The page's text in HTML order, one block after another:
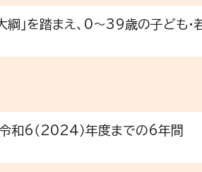
綱」を踏まえ、0～39歳の子ども・
和6（2024）年度までの6年間